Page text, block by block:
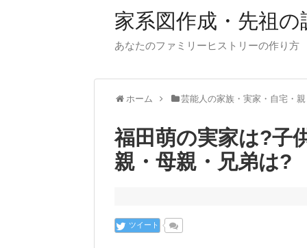
家系図作成・先祖
あなたのファミリーヒストリーの作り方
ホーム 芸能人の家族・実家・自宅・
福田萌の実家は?子
親・母親・兄弟は?
ツイート